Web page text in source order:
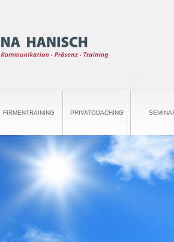
FIRMENTRAINING PRIVATCOACHING